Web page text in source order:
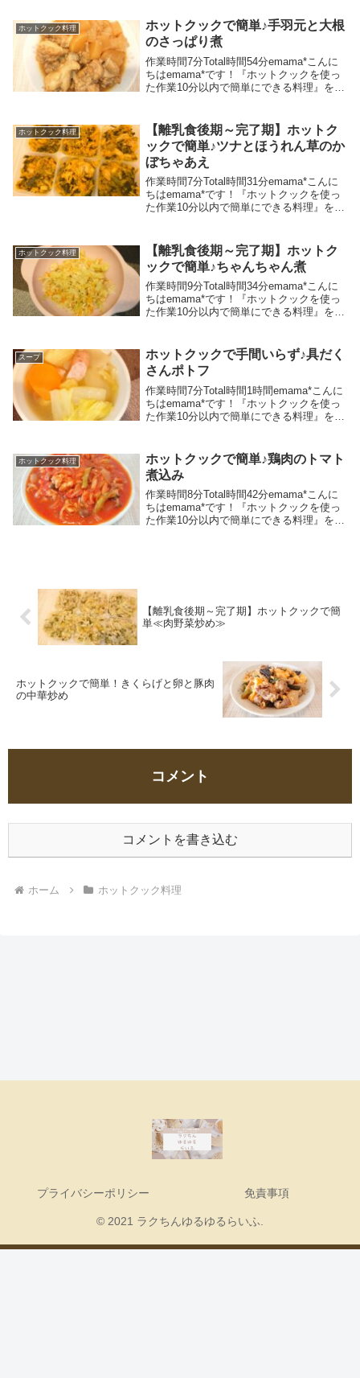
軽減し、ラクちんゆるゆるらい...
ホットクック料理
ホットクックで簡単♪手羽元と大根
のさっぱり煮
作業時間7分Total時間54分emama*こんに
ちはemama*です！『ホットクックを使っ
た作業10分以内で簡単にできる料理』をメ
いふを目指しているワーママです♪...
ホットクック料理
【離乳食後期～完了期】ホットク
ックで簡単♪ツナとほうれん草のか
ぼちゃあえ
作業時間7分Total時間31分emama*こんに
ちはemama*です！『ホットクックを使っ
た作業10分以内で簡単にできる料理』をメ
いふを目指しているワーママです♪...
ホットクック料理
【離乳食後期～完了期】ホットク
ックで簡単♪ちゃんちゃん煮
作業時間9分Total時間34分emama*こんに
ちはemama*です！『ホットクックを使っ
た作業10分以内で簡単にできる料理』をメ
いふを目指しているワーママです♪...
スープ
ホットクックで手間いらず♪具だく
さんポトフ
作業時間7分Total時間1時間emama*こんに
ちはemama*です！『ホットクックを使っ
た作業10分以内で簡単にできる料理』をメ
いふを目指しているワーママです♪...
ホットクック料理
ホットクックで簡単♪鶏肉のトマト
煮込み
作業時間8分Total時間42分emama*こんに
ちはemama*です！『ホットクックを使っ
た作業10分以内で簡単にできる料理』をメ
【離乳食後期～完了期】ホットクックで簡
単≪肉野菜炒め≫
ホットクックで簡単！きくらげと卵と豚肉
の中華炒め
コメント
コメントを書き込む
ホーム ホットクック料理
プライバシーポリシー 免責事項
© 2021 ラクちんゆるゆるらいふ.